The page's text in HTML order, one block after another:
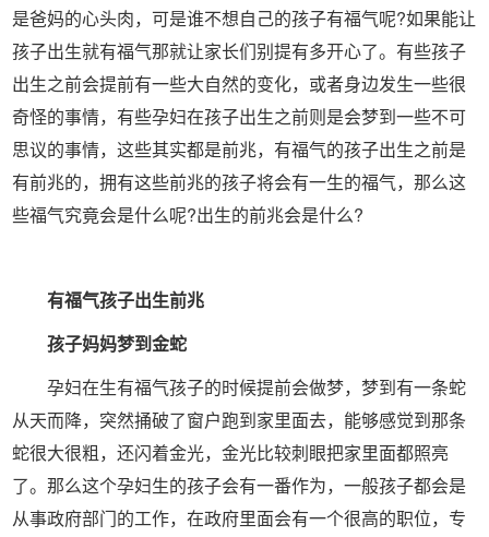
是爸妈的心头肉，可是谁不想自己的孩子有福气呢?如果能让
孩子出生就有福气那就让家长们别提有多开心了。有些孩子
出生之前会提前有一些大自然的变化，或者身边发生一些很
奇怪的事情，有些孕妇在孩子出生之前则是会梦到一些不可
思议的事情，这些其实都是前兆，有福气的孩子出生之前是
有前兆的，拥有这些前兆的孩子将会有一生的福气，那么这
些福气究竟会是什么呢?出生的前兆会是什么?
有福气孩子出生前兆
孩子妈妈梦到金蛇
孕妇在生有福气孩子的时候提前会做梦，梦到有一条蛇
从天而降，突然捅破了窗户跑到家里面去，能够感觉到那条
蛇很大很粗，还闪着金光，金光比较刺眼把家里面都照亮
了。那么这个孕妇生的孩子会有一番作为，一般孩子都会是
从事政府部门的工作，在政府里面会有一个很高的职位，专